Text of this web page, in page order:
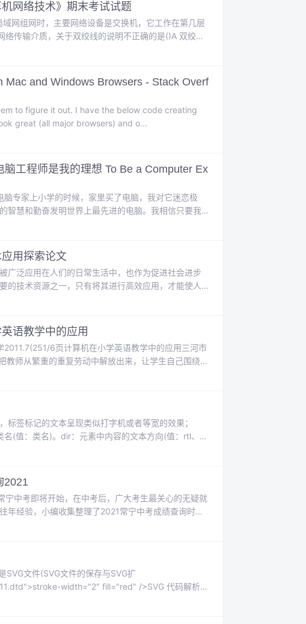
网络技术》期末考试试题
网组网时，主要网络设备是交换机，它工作在第几层
传输介质，关于双绞线的说明不正确的是()A 双绞线
各种不同类型的网络括扑结构D 双绞线只适用于小
and Windows Browsers - Stack Overf
to figure it out. I have the below code creating
great (all major browsers) and o...
工程师是我的理想 To Be a Computer Ex
专家上小学的时候，家里买了电脑，我对它迷恋极
智慧和勤奋发明世界上最先进的电脑。我相信只要我
Is My IdealWhen I was at primary school, m...
用探索论文
广泛应用在人们的日常生活中，也作为促进社会进步
的技术资源之一，只有将其进行高效应用，才能使人
术的应用进行分析，以期促进计算机科学与技术应
语教学中的应用
6页计算机在小学英语教学中的应用三河市
师从繁重的重复劳动中解放出来，让学生自己围绕教
媒体教学软件创设英语教学视、听、说的环境，通
签标记的文本呈现类似打字机或者等宽的效果；
(值：类名)。dir：元素中内容的文本方向(值：rtl、
代码(值：language_code)。style ：元素的行内样
2021
中考即将开始，在中考后，广大考生最关心的无疑就
年经验，小编收集整理了2021常宁中考成绩查询时间
时考生可通过以下方式进行查询登录“衡阳市中小学
SVG文件(SVG文件的保存与SVG扩
width="2" fill="red" />SVG 代码解析：
定此 SVG 文...